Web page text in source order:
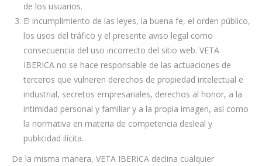
de los usuarios.
El incumplimiento de las leyes, la buena fe, el orden público,
los usos del tráfico y el presente aviso legal como
consecuencia del uso incorrecto del sitio web. VETA
IBERICA no se hace responsable de las actuaciones de
terceros que vulneren derechos de propiedad intelectual e
industrial, secretos empresariales, derechos al honor, a la
intimidad personal y familiar y a la propia imagen, así como
la normativa en materia de competencia desleal y
publicidad ilícita.
De la misma manera, VETA IBERICA declina cualquier